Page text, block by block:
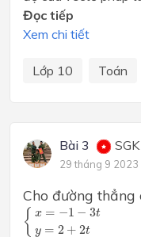
Đọc tiếp
Xem chi tiết
Lớp 10 Toán
Bài 3
29 tháng 9 2023
Cho đường
{ x = −1 − 3t
y = 2 + 2t
{x 3 y=2